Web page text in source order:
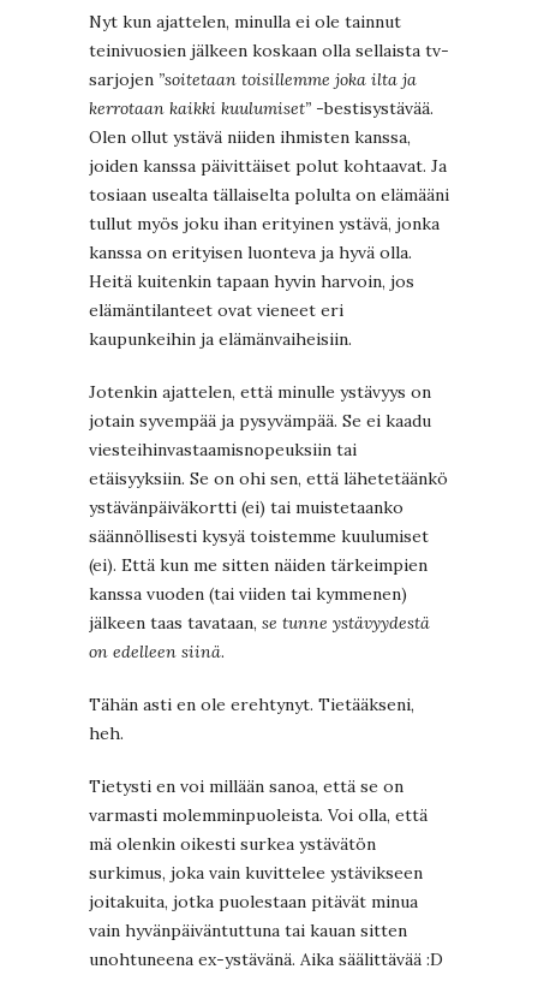
Nyt kun ajattelen, minulla ei ole tainnut
teinivuosien jälkeen koskaan olla sellaista tv-
sarjojen ”soitetaan toisillemme joka ilta ja
kerrotaan kaikki kuulumiset” -bestisystävää.
Olen ollut ystävä niiden ihmisten kanssa,
joiden kanssa päivittäiset polut kohtaavat. Ja
tosiaan usealta tällaiselta polulta on elämääni
tullut myös joku ihan erityinen ystävä, jonka
kanssa on erityisen luonteva ja hyvä olla.
Heitä kuitenkin tapaan hyvin harvoin, jos
elämäntilanteet ovat vieneet eri
kaupunkeihin ja elämänvaiheisiin.
Jotenkin ajattelen, että minulle ystävyys on
jotain syvempää ja pysyvämpää. Se ei kaadu
viesteihinvastaamisnopeuksiin tai
etäisyyksiin. Se on ohi sen, että lähetetäänkö
ystävänpäiväkortti (ei) tai muistetaanko
säännöllisesti kysyä toistemme kuulumiset
(ei). Että kun me sitten näiden tärkeimpien
kanssa vuoden (tai viiden tai kymmenen)
jälkeen taas tavataan, se tunne ystävyydestä
on edelleen siinä.
Tähän asti en ole erehtynyt. Tietääkseni,
heh.
Tietysti en voi millään sanoa, että se on
varmasti molemminpuoleista. Voi olla, että
mä olenkin oikesti surkea ystävätön
surkimus, joka vain kuvittelee ystävikseen
joitakuita, jotka puolestaan pitävät minua
vain hyvänpäiväntuttuna tai kauan sitten
unohtuneena ex-ystävänä. Aika säälittävää :D